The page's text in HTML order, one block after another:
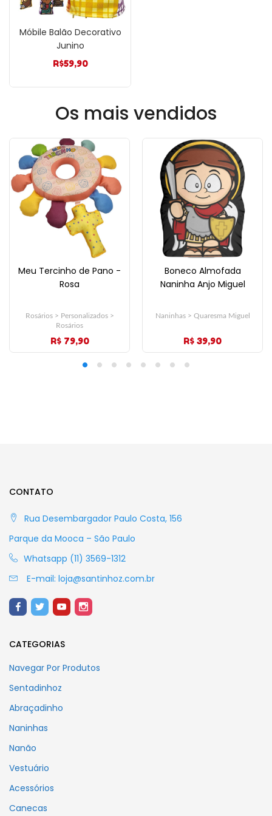
Móbile Balão Decorativo
Junino
R$59,90
Os mais vendidos
Meu Tercinho de Pano -
Rosa
Rosários > Personalizados >
Rosários
R$ 79,90
Boneco Almofada
Naninha Anjo Miguel
Naninhas > Quaresma Miguel
R$ 39,90
CONTATO
Rua Desembargador Paulo Costa, 156
Parque da Mooca – São Paulo
Whatsapp (11) 3569-1312
E-mail: loja@santinhoz.com.br
CATEGORIAS
Navegar Por Produtos
Sentadinhoz
Abraçadinho
Naninhas
Nanão
Vestuário
Acessórios
Canecas